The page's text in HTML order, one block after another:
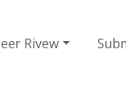
Rivew